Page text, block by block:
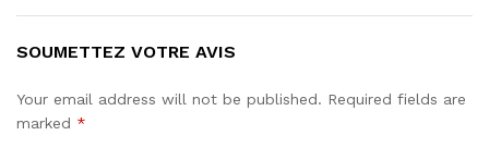
SOUMETTEZ VOTRE AVIS
Your email address will not be published. Required fields are
marked *